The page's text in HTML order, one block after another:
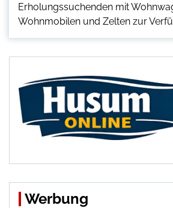
Erholungssuchenden mit
Wohnmobilen und Zelten zur
Werbung